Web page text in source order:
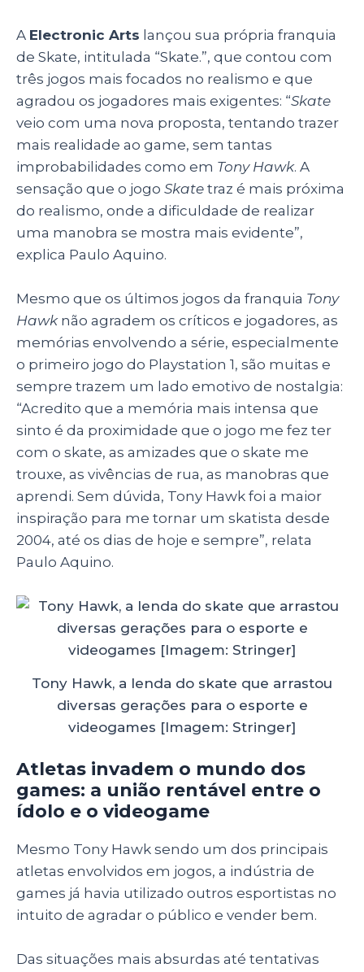
A Electronic Arts lançou sua própria franquia
de Skate, intitulada “Skate.”, que contou com
três jogos mais focados no realismo e que
agradou os jogadores mais exigentes: “Skate
veio com uma nova proposta, tentando trazer
mais realidade ao game, sem tantas
improbabilidades como em Tony Hawk. A
sensação que o jogo Skate traz é mais próxima
do realismo, onde a dificuldade de realizar
uma manobra se mostra mais evidente”,
explica Paulo Aquino.
Mesmo que os últimos jogos da franquia Tony
Hawknão agradem os críticos e jogadores, as
memórias envolvendo a série, especialmente
o primeiro jogo do Playstation 1, são muitas e
sempre trazem um lado emotivo de nostalgia:
“Acredito que a memória mais intensa que
sinto é da proximidade que o jogo me fez ter
com o skate, as amizades que o skate me
trouxe, as vivências de rua, as manobras que
aprendi. Sem dúvida, Tony Hawk foi a maior
inspiração para me tornar um skatista desde
2004, até os dias de hoje e sempre”, relata
Paulo Aquino.
Tony Hawk, a lenda do skate que arrastou
diversas gerações para o esporte e
videogames [Imagem: Stringer]
Atletas invadem o mundo dos
games: a união rentável entre o
ídolo e o videogame
Mesmo Tony Hawk sendo um dos principais
atletas envolvidos em jogos, a indústria de
games já havia utilizado outros esportistas no
intuito de agradar o público e vender bem.
Das situações mais absurdas até tentativas